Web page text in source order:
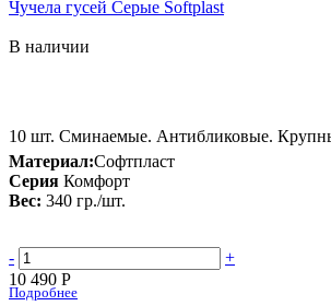
Чучела гусей Серые Softplast
В наличии
10 шт. Сминаемые. Антибликовые.
Материал:Софтпласт
Серия Комфорт
Вес: 340 гр./шт.
-
+
10 490 Р
Подробнее